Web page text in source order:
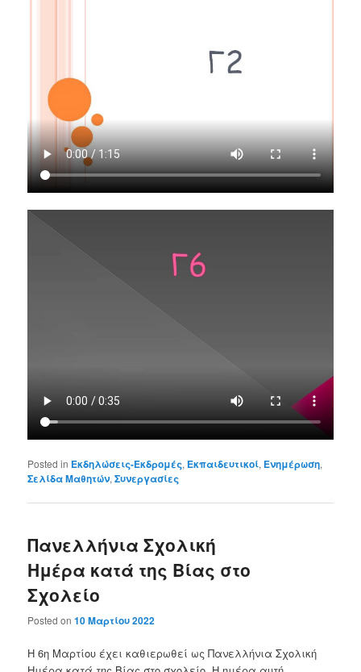
Posted in Εκδηλώσεις-Εκδρομές, Εκπαιδευτικοί, Ενημέρωση,
Σελίδα Μαθητών,Συνεργασίες
Πανελλήνια Σχολική
Ημέρα κατά της Βίας στο
Σχολείο
Posted on10 Μαρτίου 2022
Η 6η Μαρτίου έχει καθιερωθεί ως Πανελλήνια Σχολική